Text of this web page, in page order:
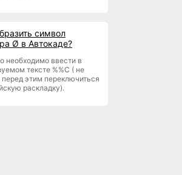
символ
Ø в Автокаде?
необходимо ввести в
тексте %%С ( не
перед этим переключиться
раскладку).